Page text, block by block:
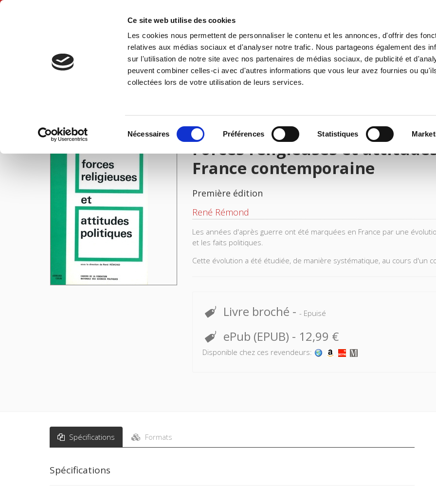
Ce site web utilise des cookies
Les cookies nous permettent de personnaliser le contenu et les annonces, d'offrir des
relatives aux médias sociaux et d'analyser notre trafic. Nous partageons également des
sur l'utilisation de notre site avec nos partenaires de médias sociaux, de publicité et
peuvent combiner celles-ci avec d'autres informations que vous leur avez fournies ou
collectées lors de votre utilisation de leurs services.
Nécessaires Préférences Statistiques
Accueil Environnement Histoire International
Accueil Forces religieuses et attitudes politiques dans la France contemporaine
Forces religieuses et
France contemporaine
Première édition
René Rémond
Les années d'après guerre ont été marquées en France par une
et les faits politiques.
Cette évolution a été étudiée, de manière systématique, au cours d'un
partis politiques, les mouvements de jeunesse, les syndicats et la
question scolaire et les facteurs religieux de la politique extérieure font
D'importantes annexes présentent les documents collectifs de
fournissent des indications bibliographiques détaillées.
Livre broché -- Epuisé
ePub (EPUB) - 12,99 €
Disponible chez ces revendeurs:
Spécifications Formats
Spécifications